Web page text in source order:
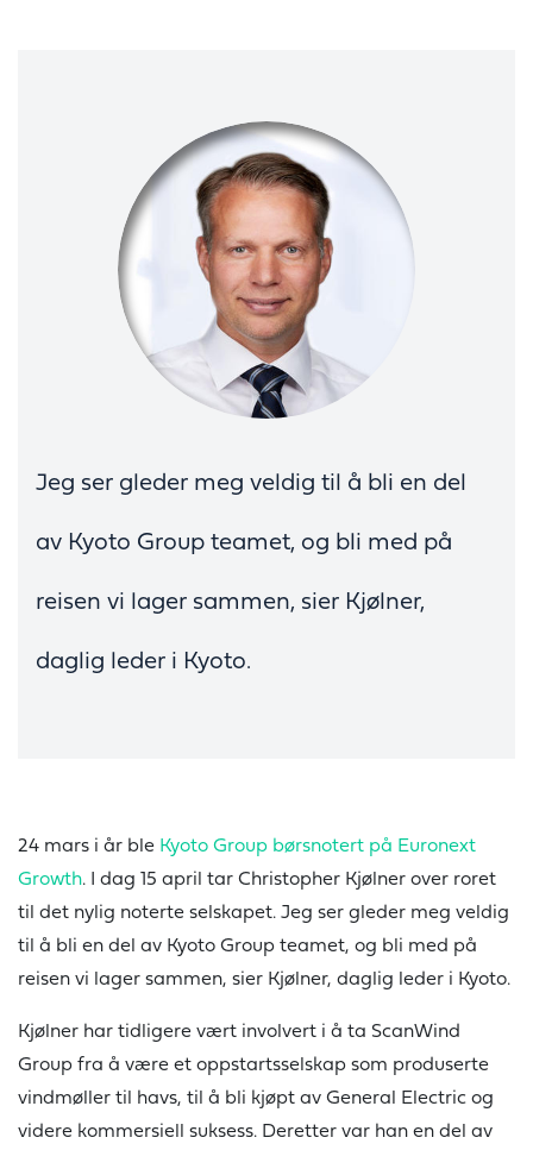
Jeg ser gleder meg veldig til å bli en del
av Kyoto Group teamet, og bli med på
reisen vi lager sammen, sier Kjølner,
daglig leder i Kyoto.
24 mars i år ble Kyoto Group børsnotert på Euronext
Growth. I dag 15 april tar Christopher Kjølner over roret
til det nylig noterte selskapet. Jeg ser gleder meg veldig
til å bli en del av Kyoto Group teamet, og bli med på
reisen vi lager sammen, sier Kjølner, daglig leder i Kyoto.
Kjølner har tidligere vært involvert i å ta ScanWind
Group fra å være et oppstartsselskap som produserte
vindmøller til havs, til å bli kjøpt av General Electric og
videre kommersiell suksess. Deretter var han en del av